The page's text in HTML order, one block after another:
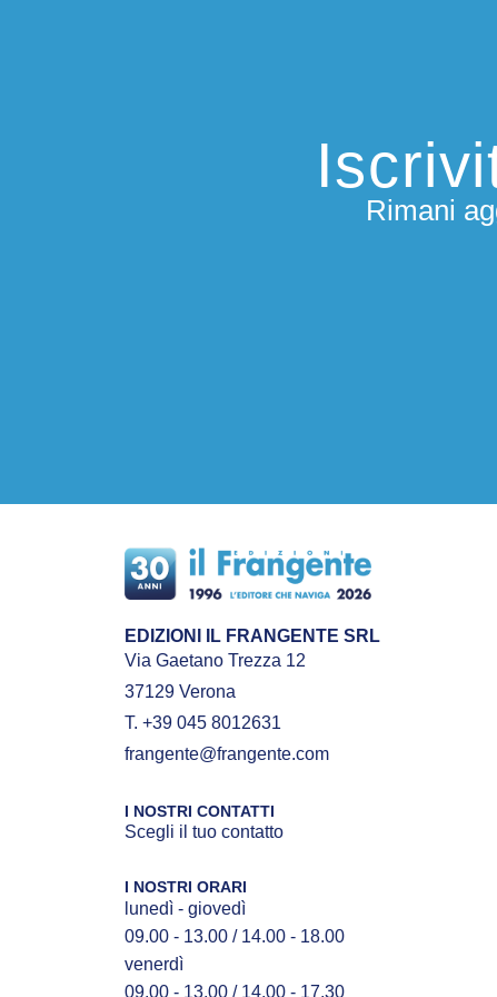
Rimani
EDIZIONI IL FRANGENTE SRL
Via Gaetano Trezza 12
37129 Verona
T. +39 045 8012631
frangente@frangente.com
I NOSTRI CONTATTI
Scegli il tuo contatto
I NOSTRI ORARI
lunedì - giovedì
09.00 - 13.00 / 14.00 - 18.00
venerdì
09.00 - 13.00 / 14.00 - 17.30